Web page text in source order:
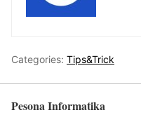
Categories: Tips&Trick
Pesona Informatika